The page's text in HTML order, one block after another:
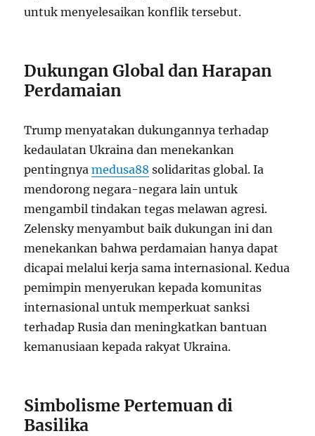
untuk menyelesaikan konflik tersebut.
Dukungan Global dan Harapan
Perdamaian
Trump menyatakan dukungannya terhadap
kedaulatan Ukraina dan menekankan
pentingnyamedusa88 solidaritas global. Ia
mendorong negara-negara lain untuk
mengambil tindakan tegas melawan agresi.
Zelensky menyambut baik dukungan ini dan
menekankan bahwa perdamaian hanya dapat
dicapai melalui kerja sama internasional. Kedua
pemimpin menyerukan kepada komunitas
internasional untuk memperkuat sanksi
terhadap Rusia dan meningkatkan bantuan
kemanusiaan kepada rakyat Ukraina.
Simbolisme Pertemuan di
Basilika